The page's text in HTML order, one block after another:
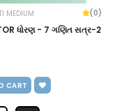
MEDIUM (0)
ધોરણ - 7 ગણિત સત્ર-2
CART